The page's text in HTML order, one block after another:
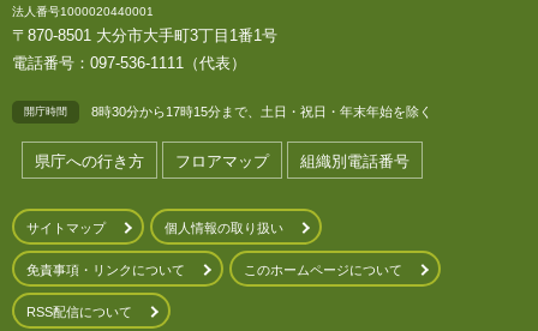
法人番号1000020440001
〒870-8501 大分市大手町3丁目1番1号
電話番号：097-536-1111（代表）
開庁時間 8時30分から17時15分まで、土日・祝日・年末年始を除く
県庁への行き方 フロアマップ 組織別電話番号
サイトマップ 個人情報の取り扱い
免責事項・リンクについて このホームページについて
RSS配信について